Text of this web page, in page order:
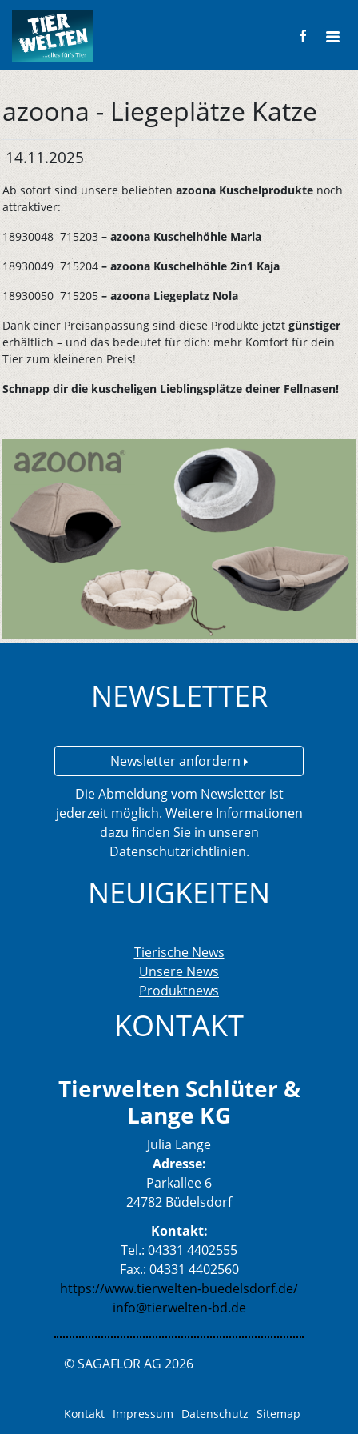
azoona - Liegeplätze Katze
14.11.2025
Ab sofort sind unsere beliebten azoona Kuschelprodukte noch
attraktiver:
18930048 715203 – azoona Kuschelhöhle Marla
18930049 715204 – azoona Kuschelhöhle 2in1 Kaja
18930050 715205 – azoona Liegeplatz Nola
Dank einer Preisanpassung sind diese Produkte jetzt günstiger
erhältlich – und das bedeutet für dich: mehr Komfort für dein
Tier zum kleineren Preis!
Schnapp dir die kuscheligen Lieblingsplätze deiner Fellnasen!
NEWSLETTER
Newsletter anfordern
Die Abmeldung vom Newsletter ist
jederzeit möglich. Weitere Informationen
dazu finden Sie in unseren
Datenschutzrichtlinien.
NEUIGKEITEN
Tierische News
Unsere News
Produktnews
KONTAKT
Tierwelten Schlüter &
Lange KG
Julia Lange
Adresse:
Parkallee 6
24782 Büdelsdorf
Kontakt:
Tel.: 04331 4402555
Fax.: 04331 4402560
https://www.tierwelten-buedelsdorf.de/
info@tierwelten-bd.de
© SAGAFLOR AG 2026
Kontakt Impressum Datenschutz Sitemap